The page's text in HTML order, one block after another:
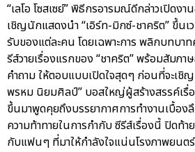
“เลโอ โซสเซย์” พิธีกรอารมณ์ดีกล่าวเปิดงา
เชิญนักแสดงนำ “เอิร์ท-มิกซ์-ชาคริต” ขึ้นเ
รับของแต่ละคน โดยเฉพาะการ พลิกบทบ
รีส์วายเรื่องแรกของ “ชาคริต” พร้อมสัมภ
คำถาม ให้ตอบแบบเปิดใจสุดๆ ก่อนที่จะเชิ
พรหม นิยมศิลป์” บอสใหญ่ผู้สร้างสรรค์เรื่อ
ขึ้นมาพูดคุยถึงบรรยากาศการทำงานเบื้อง
ความท้าทายในการกำกับ ซีรีส์เรื่องนี้ ปิดท้า
กับแฟนๆ ที่มาให้กำลังใจแน่นโรงภาพยนต